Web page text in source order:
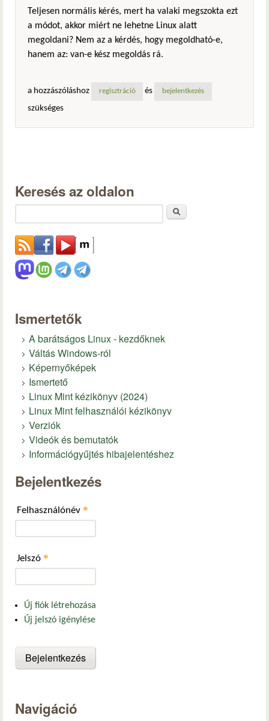
Teljesen normális kérés, mert ha valaki megszokta ezt
a módot, akkor miért ne lehetne Linux alatt
megoldani? Nem az a kérdés, hogy megoldható-e,
hanem az: van-e kész megoldás rá.
a hozzászóláshoz regisztráció és bejelentkezés
szükséges
Keresés az oldalon
Ismertetők
A barátságos Linux - kezdőknek
Váltás Windows-ról
Képernyőképek
Ismertető
Linux Mint kézikönyv (2024)
Linux Mint felhasználói kézikönyv
Verziók
Videók és bemutatók
Információgyűjtés hibajelentéshez
Bejelentkezés
Felhasználónév *
Jelszó *
Új fiók létrehozása
Új jelszó igénylése
Navigáció